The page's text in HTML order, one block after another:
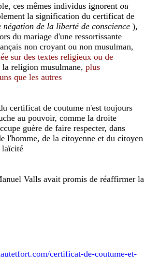
ces mêmes individus ignorent ou
la signification du certificat de
négation de la liberté de conscience ),
du mariage d'une ressortissante
non croyant ou non musulman,
sur des textes religieux ou de
la religion musulmane, plus
que les autres
certificat de coutume n'est toujours
au pouvoir, comme la droite
guère de faire respecter, dans
l'homme, de la citoyenne et du citoyen
laïcité
Valls avait promis de réaffirmer la
certificat-de-coutume-et-